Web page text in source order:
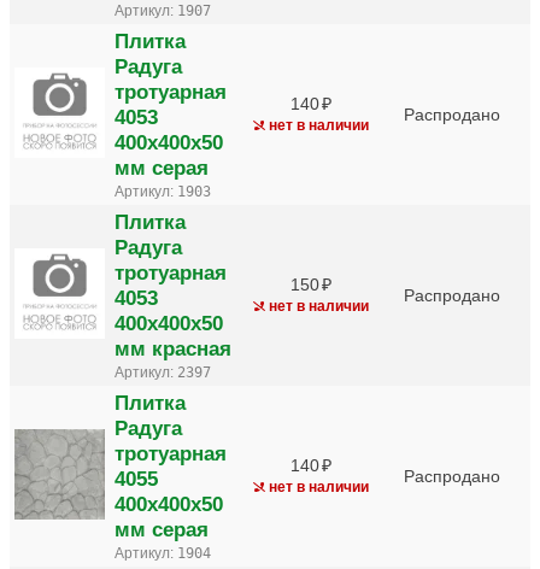
Артикул: 1907
Плитка
Радуга
тротуарная
4053
400х400х50
мм серая
Артикул: 1903
140
нет в наличии
Распродано
Плитка
Радуга
тротуарная
4053
400х400х50
мм красная
Артикул: 2397
150
нет в наличии
Распродано
Плитка
Радуга
тротуарная
4055
400х400х50
мм серая
Артикул: 1904
140
нет в наличии
Распродано